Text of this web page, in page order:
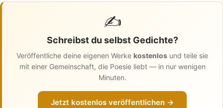
✍️
Schreibst du selbst Gedichte?
Veröffentliche deine eigenen Werke kostenlos und teile sie
mit einer Gemeinschaft, die Poesie liebt — in nur wenigen
Minuten.
Jetzt kostenlos veröffentlichen →